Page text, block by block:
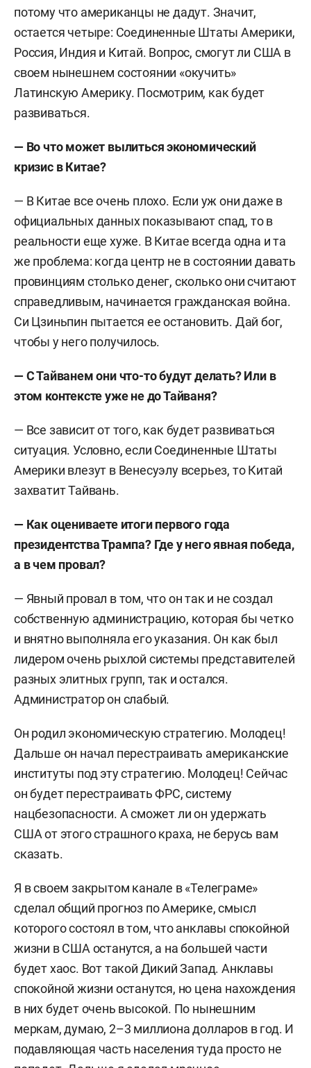
потому что американцы не дадут. Значит,
остается четыре: Соединенные Штаты Америки,
Россия, Индия и Китай. Вопрос, смогут ли США в
своем нынешнем состоянии «окучить»
Латинскую Америку. Посмотрим, как будет
развиваться.
— Во что может вылиться экономический
кризис в Китае?
— В Китае все очень плохо. Если уж они даже в
официальных данных показывают спад, то в
реальности еще хуже. В Китае всегда одна и та
же проблема: когда центр не в состоянии давать
провинциям столько денег, сколько они считают
справедливым, начинается гражданская война.
Си Цзиньпин пытается ее остановить. Дай бог,
чтобы у него получилось.
— С Тайванем они что-то будут делать? Или в
этом контексте уже не до Тайваня?
— Все зависит от того, как будет развиваться
ситуация. Условно, если Соединенные Штаты
Америки влезут в Венесуэлу всерьез, то Китай
захватит Тайвань.
— Как оцениваете итоги первого года
президентства Трампа? Где у него явная победа,
а в чем провал?
— Явный провал в том, что он так и не создал
собственную администрацию, которая бы четко
и внятно выполняла его указания. Он как был
лидером очень рыхлой системы представителей
разных элитных групп, так и остался.
Администратор он слабый.
Он родил экономическую стратегию. Молодец!
Дальше он начал перестраивать американские
институты под эту стратегию. Молодец! Сейчас
он будет перестраивать ФРС, систему
нацбезопасности. А сможет ли он удержать
США от этого страшного краха, не берусь вам
сказать.
Я в своем закрытом канале в «Телеграме»
сделал общий прогноз по Америке, смысл
которого состоял в том, что анклавы спокойной
жизни в США останутся, а на большей части
будет хаос. Вот такой Дикий Запад. Анклавы
спокойной жизни останутся, но цена нахождения
в них будет очень высокой. По нынешним
меркам, думаю, 2–3 миллиона долларов в год. И
подавляющая часть населения туда просто не